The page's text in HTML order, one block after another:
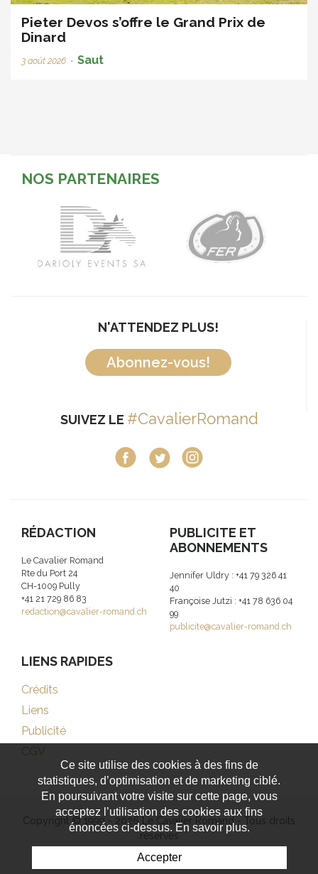
Pieter Devos s’offre le Grand Prix de
Dinard
3 août 2026 • Saut
NOS PARTENAIRES
N'ATTENDEZ PLUS!
Abonnez-vous!
SUIVEZ LE #CavalierRomand
RÉDACTION
Le Cavalier Romand
Rte du Port 24
CH-1009 Pully
+41 21 729 86 83
redaction@cavalier-romand.ch
PUBLICITE ET
ABONNEMENTS
Jennifer Uldry : +41 79 326 41
40
Françoise Jutzi : +41 78 636 04
99
publicite@cavalier-romand.ch
LIENS RAPIDES
Crédits
Liens
Publicité
CGV
Copyright © 1999 - 2026 Le Cavalier Romand - Tous droits
réservés
-Generated with IceCube2.Net
Ce site utilise des cookies à des fins de
statistiques, d’optimisation et de marketing ciblé.
En poursuivant votre visite sur cette page, vous
acceptez l’utilisation des cookies aux fins
énoncées ci-dessus. En savoir plus.
Accepter